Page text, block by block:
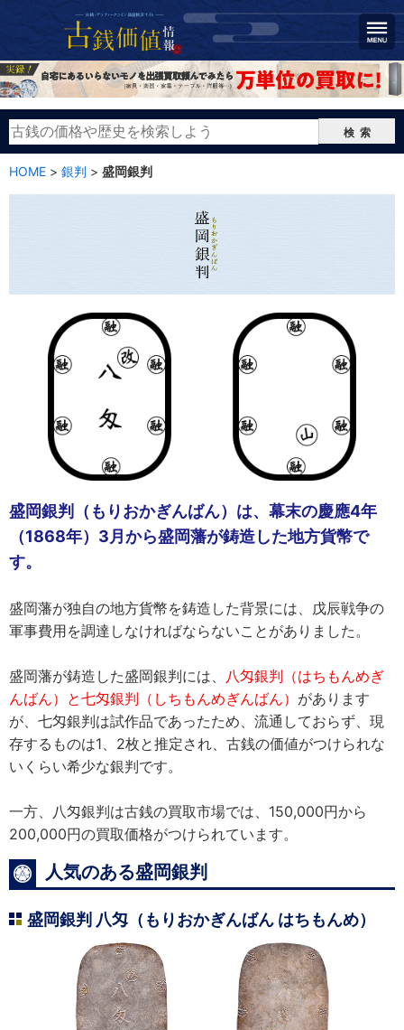
検索
HOME > 銀判 > 盛岡銀判
盛岡銀判（もりおかぎんばん）は、幕末の慶應4年
（1868年）3月から盛岡藩が鋳造した地方貨幣で
す。
盛岡藩が独自の地方貨幣を鋳造した背景には、戊辰戦争の
軍事費用を調達しなければならないことがありました。
盛岡藩が鋳造した盛岡銀判には、 八匁銀判（はちもんめぎ
んばん）と七匁銀判（しちもんめぎんばん） があります
が、七匁銀判は試作品であったため、流通しておらず、現
存するものは1、2枚と推定され、古銭の価値がつけられな
いくらい希少な銀判です。
一方、八匁銀判は古銭の買取市場では、150,000円から
200,000円の買取価格がつけられています。
人気のある盛岡銀判
盛岡銀判 八匁（もりおかぎんばん はちもんめ）